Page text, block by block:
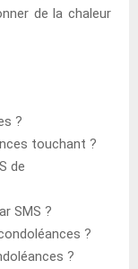
de la chaleur
?
touchant ?
de
SMS ?
?
?